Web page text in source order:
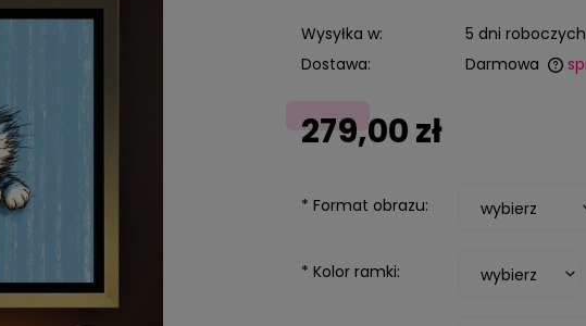
Wysyłka w:
5 dni
Dostawa:
Darmowa
Cena nie zawiera ewentualnych
kosztów płatności
279,00 zł
* Format obrazu:
* Kolor ramki: